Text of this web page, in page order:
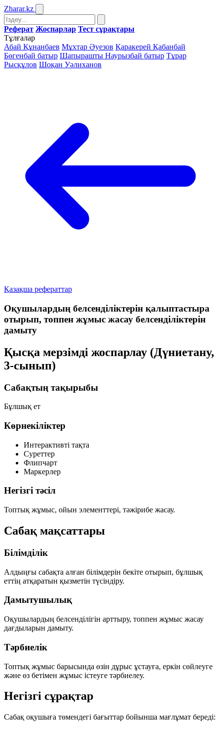
Zharar.kz
Реферат Жоспарлар Тест сұрақтары
Тұлғалар
Абай Құнанбаев Мұхтар Әуезов Қаракерей Қабанбай
Бөгенбай батыр Шапырашты Наурызбай батыр Тұрар
Рысқұлов Шоқан Уәлиханов
Қазақша рефераттар
Оқушылардың белсенділіктерін қалыптастыра
отырып, топпен жұмыс жасау белсенділіктерін
дамыту
Қысқа мерзімді жоспарлау (Дүниетану,
3-сынып)
Сабақтың тақырыбы
Бұлшық ет
Көрнекіліктер
Интерактивті тақта
Суреттер
Флипчарт
Маркерлер
Негізгі тәсіл
Топтық жұмыс, ойын элементтері, тәжірибе жасау.
Сабақ мақсаттары
Білімділік
Алдыңғы сабақта алған білімдерін бекіте отырып, бұлшық
еттің атқаратын қызметін түсіндіру.
Дамытушылық
Оқушылардың белсенділігін арттыру, топпен жұмыс жасау
дағдыларын дамыту.
Тәрбиелік
Топтық жұмыс барысында өзін дұрыс ұстауға, еркін сөйлеуге
және өз бетімен жұмыс істеуге тәрбиелеу.
Негізгі сұрақтар
Сабақ оқушыға төмендегі бағыттар бойынша мағлұмат береді: